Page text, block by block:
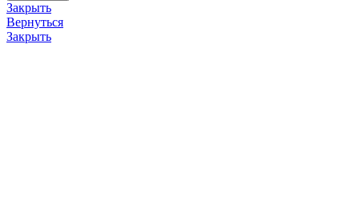
Закрыть
Вернуться
Закрыть